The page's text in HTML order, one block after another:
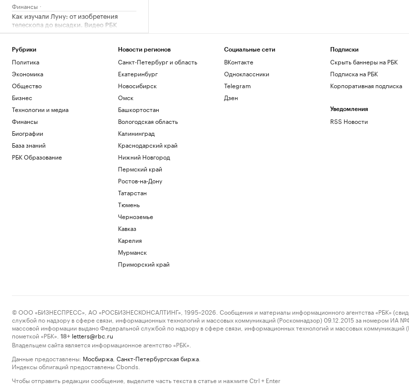
Финансы
Как изучали Луну: от изобретения
телескопа до высадки. Видео РБК
Общество
Трамп заявил о прогрессе в
урегулировании украинского
конфликта
Политика
Гендиректор «ИжАвиа» объявил об
увольнении
Политика
Рубрики
Политика
Экономика
Общество
Бизнес
Технологии и медиа
Финансы
Биографии
База знаний
РБК Образование
Новости регионов
Санкт-Петербург и область
Екатеринбург
Новосибирск
Омск
Башкортостан
Вологодская область
Калининград
Краснодарский край
Нижний Новгород
Пермский край
Ростов-на-Дону
Татарстан
Тюмень
Черноземье
Кавказ
Карелия
Мурманск
Приморский край
Социальные сети
ВКонтакте
Одноклассники
Telegram
Дзен
Подписки
Скрыть баннеры на РБК
Подписка на РБК
Корпоративная подписка
Уведомления
RSS Новости
© ООО «БИЗНЕСПРЕСС», АО «РОСБИЗНЕСКОНСАЛТИНГ», 1995–2026. Сообщения и материалы информационного агентства «РБК»
службой по надзору в сфере связи, информационных технологий и массовых коммуникаций (Роскомнадзор) 09.12.2015 за номером ИА
массовой информации выдано Федеральной службой по надзору в сфере связи, информационных технологий и массовых
пометкой «РБК».
18+ letters@rbc.ru
Владельцем сайта является информационное агентство «РБК».
Данные предоставлены: Мосбиржа Санкт-Петербургская биржа
Индексы облигаций предоставлены Cbonds.
Чтобы отправить редакции сообщение, выделите часть текста в статье и нажмите Ctrl + Enter